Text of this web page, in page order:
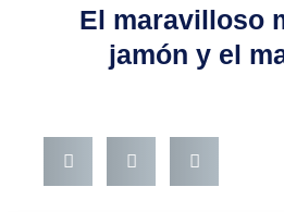
El maravilloso
jamón y el